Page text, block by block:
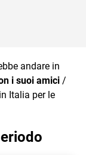
andare in
i suoi amici /
Italia per le